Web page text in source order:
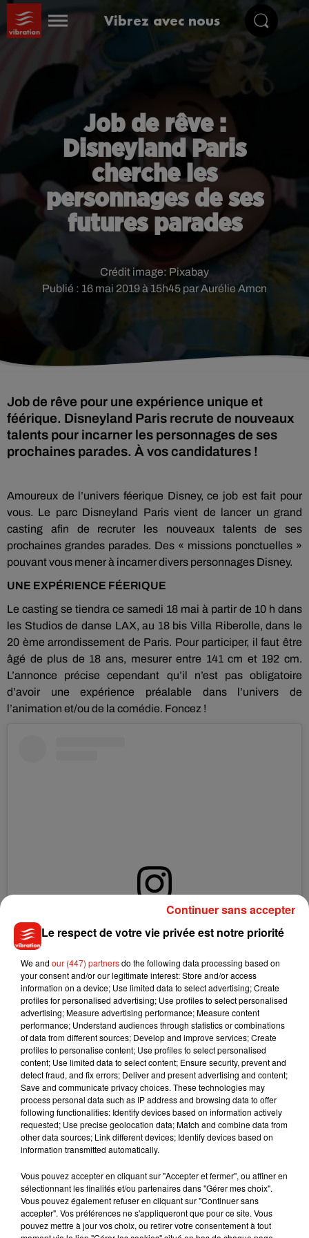
Vibrez avec nous
Job de rêve :
Disneyland Paris
cherche les
personnages de ses
futures parades
Publié : 16 mai 2019 à 15h45 par Aurélie Amcn
Crédit image: Pixabay
Job de rêve pour une expérience unique et
féérique. Disneyland Paris recrute de nouveaux
talents pour incarner les personnages de ses
prochaines parades. À vos candidatures !
Amoureux de l’univers féerique Disney, ce job est fait pour
vous. Le parc Disneyland Paris vient de lancer un grand
casting afin de recruter les nouveaux talents de ses
prochaines grandes parades. Des « missions ponctuelles »
pouvant vous mener à incarner divers personnages Disney.
UNE EXPÉRIENCE FÉERIQUE
Le casting se tiendra ce samedi 18 mai à partir de 10 h dans
les Studios de danse LAX, au 18 bis Villa Riberolle, dans le
20 ème arrondissement de Paris. Pour participer, il faut être
âgé de plus de 18 ans, mesurer entre 141 cm et 192 cm.
L’annonce précise cependant qu’il n’est pas obligatoire
d’avoir une expérience préalable dans l’univers de
l’animation et/ou de la comédie. Foncez !
Voir cette publication sur Instagram
**AUDITION** Toutes les infos sur le flyers, contactez
#disneylandparis #paris #laxstudio
Une publication partagée parLAX STUDIO(@lax_studio) le 15
Musique
7 août 2026
Julien Lieb s’essaye à la vie de chatelain
dans son nouveau clip
Madonna sort enfin le remix de « Love
Sensation » avec Kylie Minogue
Le respect de votre vie privée est notre priorité
We and our (447) partnersdo the following data processing based on
your consent and/or our legitimate interest: Store and/or access
information on a device; Use limited data to select advertising; Create
profiles for personalised advertising; Use profiles to select personalised
advertising; Measure advertising performance; Measure content
performance; Understand audiences through statistics or combinations
of data from different sources; Develop and improve services; Create
profiles to personalise content; Use profiles to select personalised
content; Use limited data to select content; Ensure security, prevent and
detect fraud, and fix errors; Deliver and present advertising and content;
Save and communicate privacy choices. These technologies may
process personal data such as IP address and browsing data to offer
following functionalities: Identify devices based on information actively
requested; Use precise geolocation data; Match and combine data from
other data sources; Link different devices; Identify devices based on
information transmitted automatically.
Vous pouvez accepter en cliquant sur "Accepter et fermer", ou affiner en
sélectionnant les finalités et/ou partenaires dans "Gérer mes choix".
Vous pouvez également refuser en cliquant sur "Continuer sans
accepter". Vos préférences ne s'appliqueront que pour ce site. Vous
pouvez mettre à jour vos choix, ou retirer votre consentement à tout
Continuer sans accepter